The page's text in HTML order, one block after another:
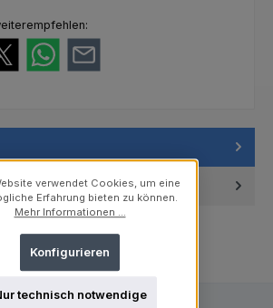
verwendet Cookies, um eine
Erfahrung bieten zu können.
Mehr Informationen ...
technisch notwendige
Konfigurieren